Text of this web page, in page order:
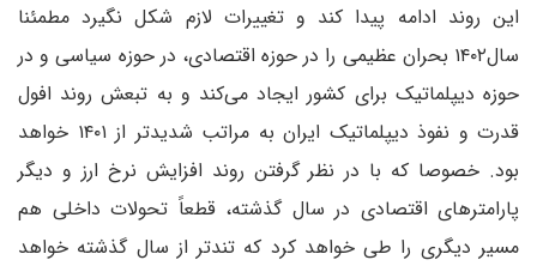
این روند ادامه پیدا کند و تغییرات لازم شکل نگیرد مطمئنا
سال۱۴۰۲ بحران عظیمی را در حوزه اقتصادی، در حوزه سیاسی و در
حوزه دیپلماتیک برای کشور ایجاد می‌کند و به تبعش روند افول
قدرت و نفوذ دیپلماتیک ایران به مراتب شدیدتر از ۱۴۰۱ خواهد
بود. خصوصا که با در نظر گرفتن روند افزایش نرخ ارز و دیگر
پارامترهای اقتصادی در سال گذشته، قطعاً تحولات داخلی هم
مسیر دیگری را طی خواهد کرد که تندتر از سال گذشته خواهد